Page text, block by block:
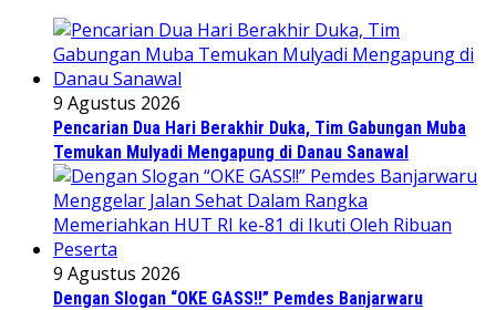
9 Agustus 2026
Pencarian Dua Hari Berakhir Duka, Tim Gabungan Muba
Temukan Mulyadi Mengapung di Danau Sanawal
9 Agustus 2026
Dengan Slogan “OKE GASS!!” Pemdes Banjarwaru